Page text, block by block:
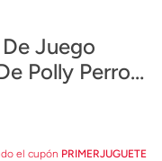
Juego
Polly Perro
el cupón PRIMERJUGUETE